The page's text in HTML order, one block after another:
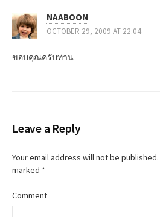
t
n
a
g
a
t
i
NAABOON
OCTOBER 29, 2009 AT 22:04
ขอบคุณครับท่าน
Leave a Reply
Your email address will not be published.
marked *
Comment